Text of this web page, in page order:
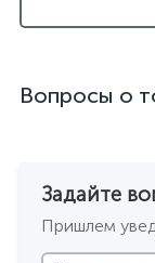
Вопросы о
Задайте
Пришлем